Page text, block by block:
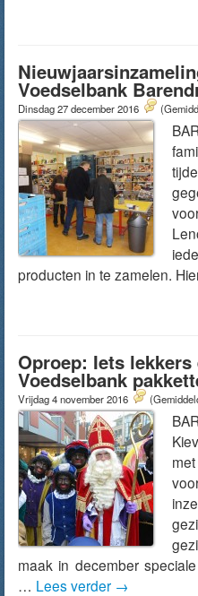
Voedselbank
Dinsdag 27 december 2016
producten in te zamelen.
Oproep: Iets
Voedselbank
Vrijdag 4 november 2016
maak in december
… Lees verder →